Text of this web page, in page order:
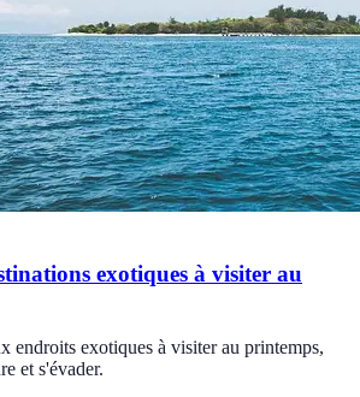
exotiques à visiter au
endroits exotiques à visiter au printemps,
et s'évader.